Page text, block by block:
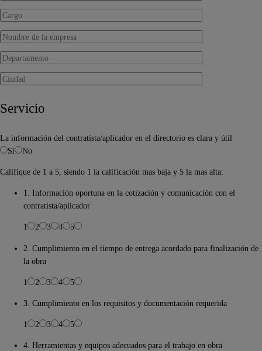
Servicio
La información del contratista/aplicador en el directorio es clara y útil
Si
No
Califique de 1 a 5, siendo 1 la calificación mas baja y 5 la mas alta:
1. Información oportuna en la cotización y comunicación con el
contratista/aplicador
1 2 3 4 5
2. Cumplimiento en el tiempo de entrega acordado para finalización de
la obra
1 2 3 4 5
3. Cumplimiento en los requisitos y documentación requerida
1 2 3 4 5
4. Herramientas y equipos adecuados para el trabajo en obra